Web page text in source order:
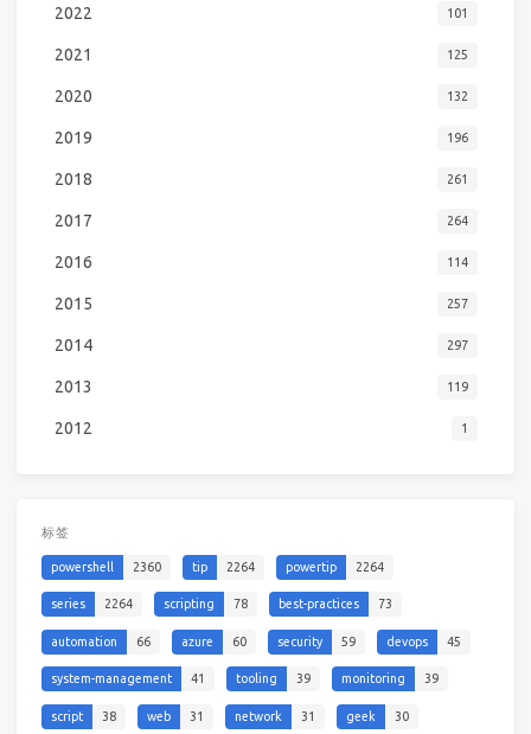
2022 101
2021 125
2020 132
2019 196
2018 261
2017 264
2016 114
2015 257
2014 297
2013 119
2012 1
标签
powershell 2360 tip 2264 powertip 2264
series 2264 scripting 78 best-practices 73
automation 66 azure 60 security 59 devops 45
system-management 41 tooling 39 monitoring 39
script 38 web 31 network 31 geek 30